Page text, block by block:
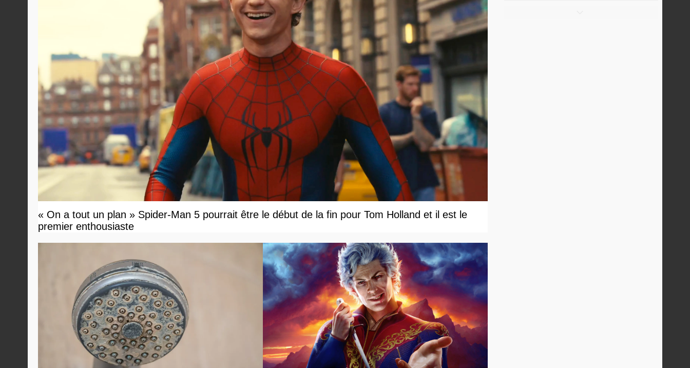
« On a tout un plan » Spider-Man 5 pourrait être le début de la fin pour Tom Holland et il est le
premier enthousiaste